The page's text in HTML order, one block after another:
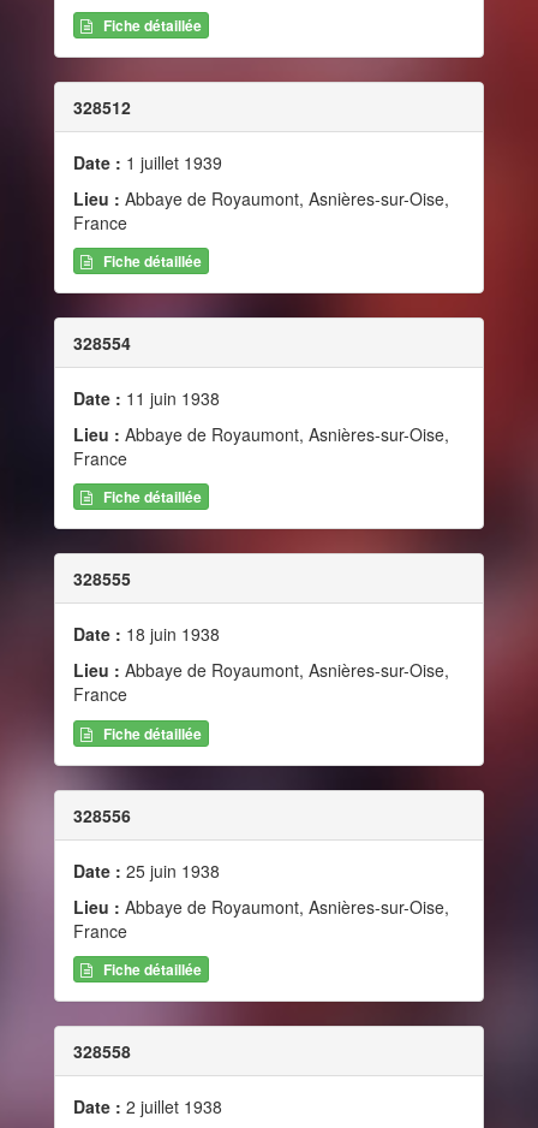
Fiche détaillée
328512
Date : 1 juillet 1939
Lieu : Abbaye de Royaumont, Asnières-sur-Oise,
France
Fiche détaillée
328554
Date : 11 juin 1938
Lieu : Abbaye de Royaumont, Asnières-sur-Oise,
France
Fiche détaillée
328555
Date : 18 juin 1938
Lieu : Abbaye de Royaumont, Asnières-sur-Oise,
France
Fiche détaillée
328556
Date : 25 juin 1938
Lieu : Abbaye de Royaumont, Asnières-sur-Oise,
France
Fiche détaillée
328558
Date : 2 juillet 1938